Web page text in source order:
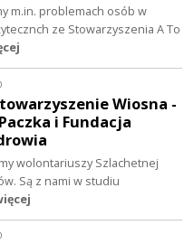
m.in. problemach osób w
ze Stowarzyszenia A To
Wiosna -
i Fundacja
wolontariuszy Szlachetnej
Są z nami w studiu